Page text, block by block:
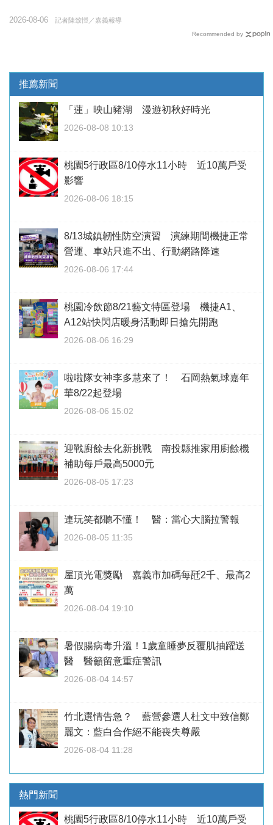
記者陳致愷／嘉義報導
2026-08-06
Recommended by
推薦新聞
「蓮」映山豬湖 漫遊初秋好時光
2026-08-08 10:13
桃園5行政區8/10停水11小時 近10萬戶受
影響
2026-08-06 18:15
8/13城鎮韌性防空演習 演練期間機捷正常
營運、車站只進不出、行動網路降速
2026-08-06 17:44
桃園冷飲節8/21藝文特區登場 機捷A1、
A12站快閃店暖身活動即日搶先開跑
2026-08-06 16:29
啦啦隊女神李多慧來了！ 石岡熱氣球嘉年
華8/22起登場
2026-08-06 15:02
迎戰廚餘去化新挑戰 南投縣推家用廚餘機
補助每戶最高5000元
2026-08-05 17:23
連玩笑都聽不懂！ 醫：當心大腦拉警報
2026-08-05 11:35
屋頂光電獎勵 嘉義市加碼每瓩2千、最高2
萬
2026-08-04 19:10
暑假腸病毒升溫！1歲童睡夢反覆肌抽躍送
醫 醫籲留意重症警訊
2026-08-04 14:57
竹北選情告急？ 藍營參選人杜文中致信鄭
麗文：藍白合作絕不能喪失尊嚴
2026-08-04 11:28
熱門新聞
桃園5行政區8/10停水11小時 近10萬戶受